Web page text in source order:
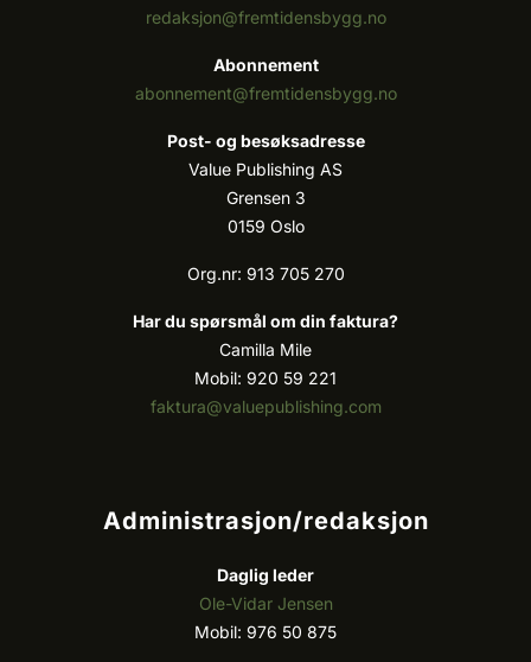
redaksjon@fremtidensbygg.no
Abonnement
abonnement@fremtidensbygg.no
Post- og besøksadresse
Value Publishing AS
Grensen 3
0159 Oslo
Org.nr: 913 705 270
Har du spørsmål om din faktura?
Camilla Mile
Mobil: 920 59 221
faktura@valuepublishing.com
Administrasjon/redaksjon
Daglig leder
Ole-Vidar Jensen
Mobil: 976 50 875